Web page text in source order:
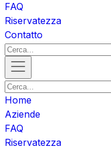
FAQ
Riservatezza
Contatto
Home
Aziende
FAQ
Riservatezza